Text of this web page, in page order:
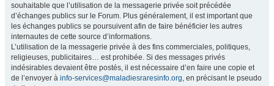
souhaitable que l’utilisation de la messagerie privée soit précédée
d’échanges publics sur le Forum. Plus généralement, il est important que
les échanges publics se poursuivent afin de faire bénéficier les autres
internautes de cette source d’informations.
L’utilisation de la messagerie privée à des fins commerciales, politiques,
religieuses, publicitaires… est prohibée. Si des messages privés
indésirables devaient être postés, il est nécessaire d’en faire une copie et
de l’envoyer à info-services@maladiesraresinfo.org, en précisant le pseudo